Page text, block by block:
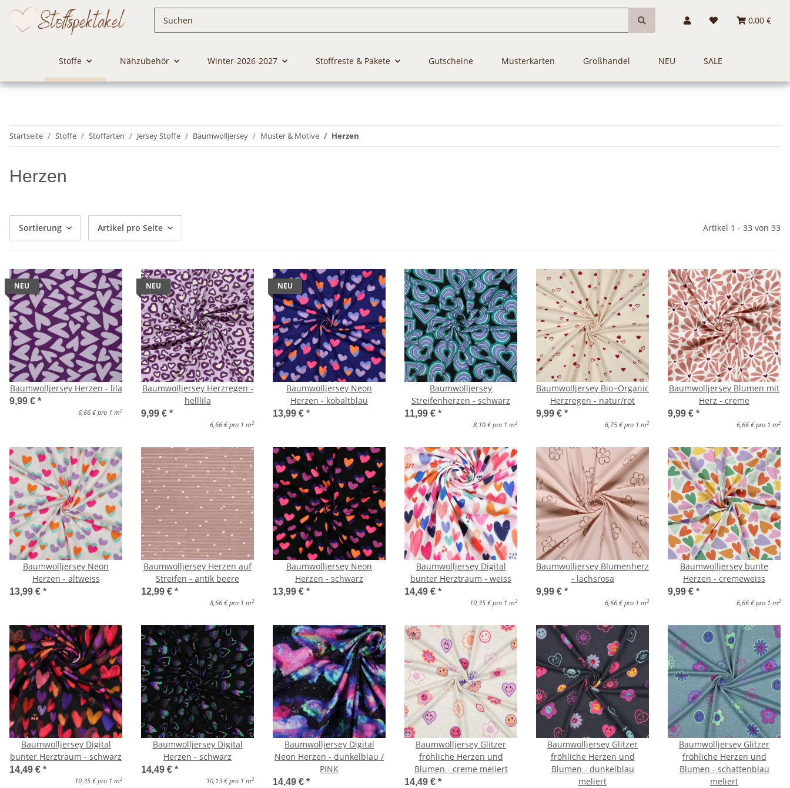
0,00 €
Stoffe Nähzubehör Winter-2026-2027 Stoffreste & Pakete Gutscheine Musterkarten Großhandel NEU SALE
Startseite Stoffe Stoffarten Jersey Stoffe Baumwolljersey Muster & Motive Herzen
Herzen
Sortierung Artikel pro Seite Artikel 1 - 33 von 33
NEU
Baumwolljersey Herzen - lila
9,99 € *
6,66 € pro 1 m2
NEU
Baumwolljersey Herzregen -
helllila
9,99 € *
6,66 € pro 1 m2
NEU
Baumwolljersey Neon
Herzen - kobaltblau
13,99 € *
Baumwolljersey
Streifenherzen - schwarz
11,99 € *
8,10 € pro 1 m2
Baumwolljersey Bio~Organic
Herzregen - natur/rot
9,99 € *
6,75 € pro 1 m2
Baumwolljersey Blumen mit
Herz - creme
9,99 € *
6,66 € pro 1 m2
Baumwolljersey Neon
Herzen - altweiss
13,99 € *
Baumwolljersey Herzen auf
Streifen - antik beere
12,99 € *
8,66 € pro 1 m2
Baumwolljersey Neon
Herzen - schwarz
13,99 € *
Baumwolljersey Digital
bunter Herztraum - weiss
14,49 € *
10,35 € pro 1 m2
Baumwolljersey Blumenherz
- lachsrosa
9,99 € *
6,66 € pro 1 m2
Baumwolljersey bunte
Herzen - cremeweiss
9,99 € *
6,66 € pro 1 m2
Baumwolljersey Digital
bunter Herztraum - schwarz
14,49 € *
10,35 € pro 1 m2
Baumwolljersey Digital
Herzen - schwarz
14,49 € *
10,13 € pro 1 m2
Baumwolljersey Digital
Neon Herzen - dunkelblau /
PINK
14,49 € *
Baumwolljersey Glitzer
fröhliche Herzen und
Blumen - creme meliert
14,49 € *
Baumwolljersey Glitzer
fröhliche Herzen und
Blumen - dunkelblau
meliert
Baumwolljersey Glitzer
fröhliche Herzen und
Blumen - schattenblau
meliert